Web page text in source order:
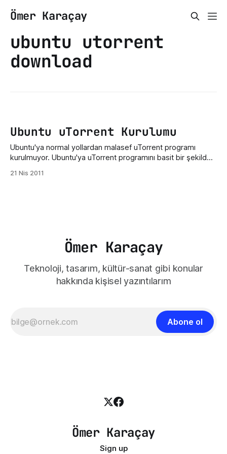
Ömer Karaçay
ubuntu utorrent
download
Ubuntu uTorrent Kurulumu
Ubuntu'ya normal yollardan malasef uTorrent programı
kurulmuyor. Ubuntu'ya uTorrent programını basit bir şekilde
kurulur.2.uTorrent'in eski, ubuntuda sorunsuz çalışan
21 Nis 2011
Ömer Karaçay
Teknoloji, tasarım, kültür-sanat gibi konular
hakkında kişisel yazıntılarım
Abone ol
Ömer Karaçay
Sign up